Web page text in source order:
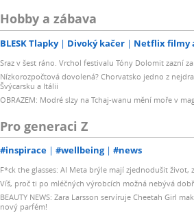
Hobby a zábava
BLESK Tlapky Divoký kačer Netflix filmy
Sraz v šest ráno. Vrchol festivalu Tóny Dolomit zazní
Nízkorozpočtová dovolená? Chorvatsko jedno z
Švýcarsku a Itálii
OBRAZEM: Modré slzy na Tchaj-wanu mění moře v
Pro generaci Z
#inspirace #wellbeing #news
F*ck the glasses: AI Meta brýle mají zjednodušit život,
Víš, proč ti po mléčných výrobcích možná nebývá
BEAUTY NEWS: Zara Larsson servíruje Cheetah Girl
nový parfém!